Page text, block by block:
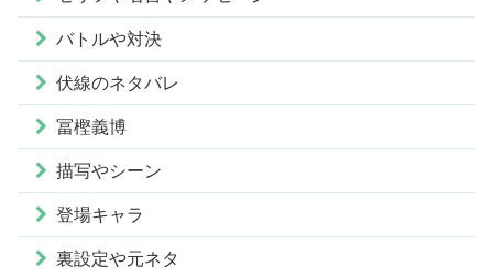
バトルや対決
伏線のネタバレ
冨樫義博
描写やシーン
登場キャラ
裏設定や元ネタ